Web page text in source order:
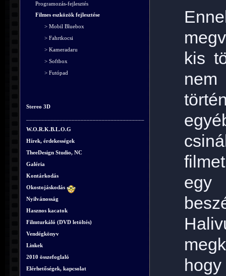
Programozás-fejlesztés
Filmes eszközök fejlesztése
> Mobil Bluebox
> Fahrtkocsi
> Kameradaru
> Softbox
> Futópad
Stereo 3D
W.O.R.K.B.L.O.G
Hírek, érdekességek
TheeDesign Studio, NC
Galéria
Kontárkodás
Okostojáskodás
Nyilvánosság
Hasznos kacatok
Filmturkáló (DVD letöltés)
Vendégkönyv
Linkek
2010 összefoglaló
Elérhetőségek, kapcsolat
kis